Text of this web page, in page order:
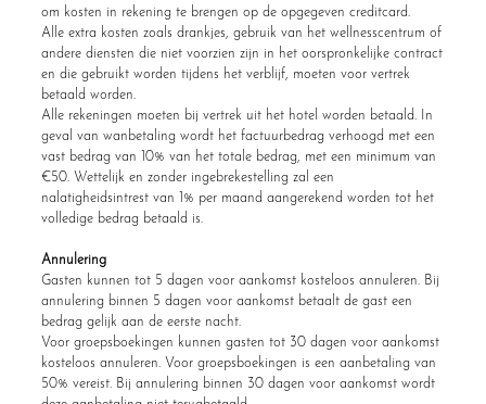
om kosten in rekening te brengen op de opgegeven creditcard.
Alle extra kosten zoals drankjes, gebruik van het wellnesscentrum of
andere diensten die niet voorzien zijn in het oorspronkelijke contract
en die gebruikt worden tijdens het verblijf, moeten voor vertrek
betaald worden.
Alle rekeningen moeten bij vertrek uit het hotel worden betaald. In
geval van wanbetaling wordt het factuurbedrag verhoogd met een
vast bedrag van 10% van het totale bedrag, met een minimum van
€50. Wettelijk en zonder ingebrekestelling zal een
nalatigheidsintrest van 1% per maand aangerekend worden tot het
volledige bedrag betaald is.
Annulering
Gasten kunnen tot 5 dagen voor aankomst kosteloos annuleren. Bij
annulering binnen 5 dagen voor aankomst betaalt de gast een
bedrag gelijk aan de eerste nacht.
Voor groepsboekingen kunnen gasten tot 30 dagen voor aankomst
kosteloos annuleren. Voor groepsboekingen is een aanbetaling van
50% vereist. Bij annulering binnen 30 dagen voor aankomst wordt